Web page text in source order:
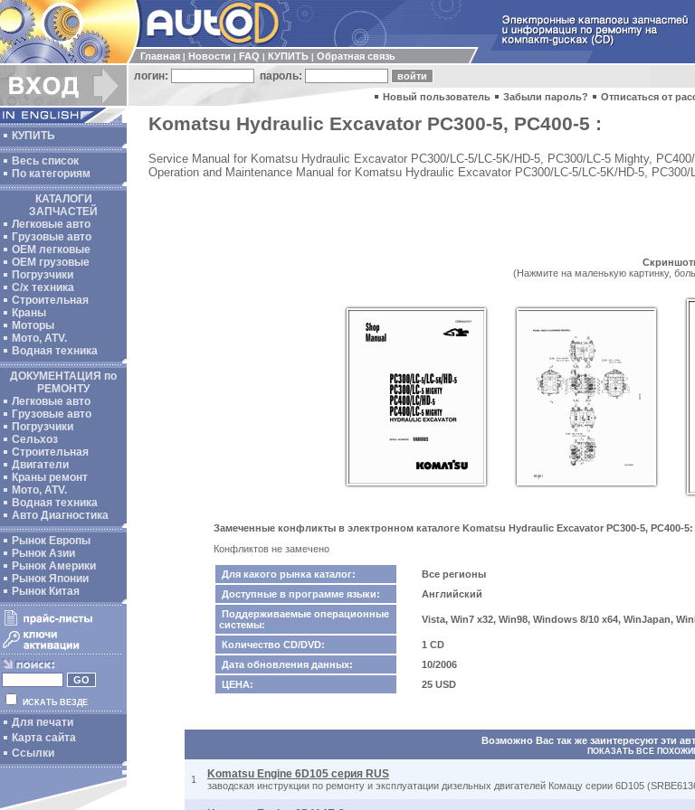
Главная Новости FAQ КУПИТЬ Обратная связь
логин: пароль:
Новый пользователь Забыли пароль? Отписаться от
КУПИТЬ
Весь список
По категориям
КАТАЛОГИ
ЗАПЧАСТЕЙ
Легковые авто
Грузовые авто
ОЕМ легковые
OEM грузовые
Погрузчики
С/х техника
Строительная
Краны
Моторы
Мото, ATV.
Водная техника
ДОКУМЕНТАЦИЯ по
РЕМОНТУ
Легковые авто
Грузовые авто
Погрузчики
Сельхоз
Строительная
Двигатели
Краны ремонт
Мото, ATV.
Водная техника
Авто Диагностика
Рынок Европы
Рынок Азии
Рынок Америки
Рынок Японии
Рынок Китая
ИСКАТЬ ВЕЗДЕ
Для печати
Карта сайта
Ссылки
Komatsu Hydraulic Excavator PC300-5, PC400-5 :
Service Manual for Komatsu Hydraulic Excavator PC300/LC-5/LC-5K/HD-5, PC300/LC-5 Mighty,
Operation and Maintenance Manual for Komatsu Hydraulic Excavator PC300/LC-5/LC-5K/HD-5,
(Нажмите на маленькую картинку,
Замеченные конфликты в электронном каталоге Komatsu Hydraulic Excavator PC300-5, PC400-5:
Конфликтов не замечено
Для какого рынка каталог:
Все регионы
Доступные в программе языки:
Английский
Поддерживаемые операционные
системы:
Vista, Win7 x32, Win98, Windows 8/10 x64, WinJapan,
Количество CD/DVD:
1 CD
Дата обновления данных:
10/2006
ЦЕНА:
25 USD
Возможно Вас так же заинтересуют эти
ПОКАЗАТЬ ВСЕ
1 Komatsu Engine 6D105 серия RUS
заводская инструкции по ремонту и эксплуатации дизельных двигателей Комацу серии 6D105